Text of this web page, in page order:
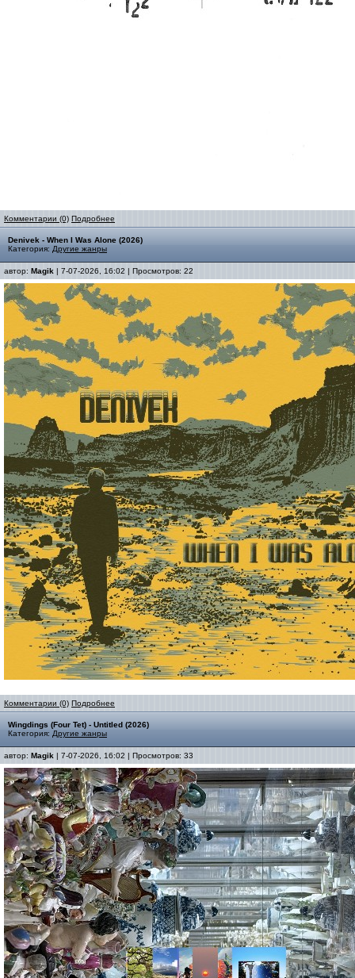
Комментарии (0) Подробнее
Denivek - When I Was Alone (2026)
Категория: Другие жанры
автор: Magik | 7-07-2026, 16:02 | Просмотров: 22
Комментарии (0) Подробнее
Wingdings (Four Tet) - Untitled (2026)
Категория: Другие жанры
автор: Magik | 7-07-2026, 16:02 | Просмотров: 33